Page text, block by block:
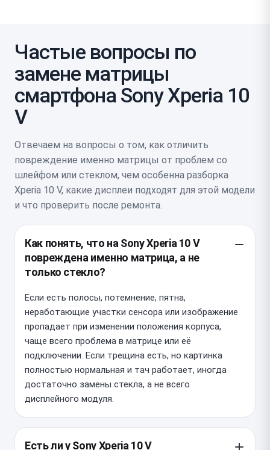
Частые вопросы по
замене матрицы
смартфона Sony Xperia 10
V
Отвечаем на вопросы о том, как отличить
повреждение именно матрицы от проблем со
шлейфом или стеклом, чем особенна разборка
Xperia 10 V, какие дисплеи подходят для этой модели
и что проверить после ремонта.
Как понять, что на Sony Xperia 10 V
повреждена именно матрица, а не
только стекло?
Если есть полосы, потемнение, пятна,
неработающие участки сенсора или изображение
пропадает при изменении положения корпуса,
чаще всего проблема в матрице или её
подключении. Если трещина есть, но картинка
полностью нормальная и тач работает, иногда
достаточно замены стекла, а не всего
дисплейного модуля.
Есть ли у Sony Xperia 10 V